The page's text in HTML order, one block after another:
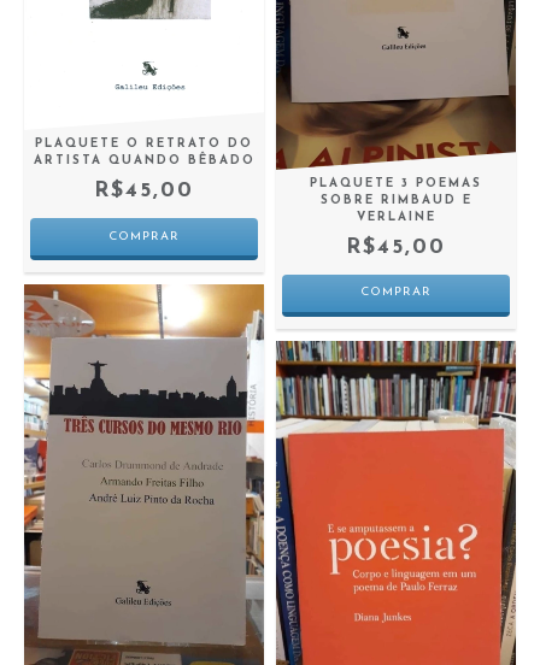
PLAQUETE O RETRATO DO
ARTISTA QUANDO BÊBADO
R$45,00
PLAQUETE 3 POEMAS
SOBRE RIMBAUD E
VERLAINE
R$45,00